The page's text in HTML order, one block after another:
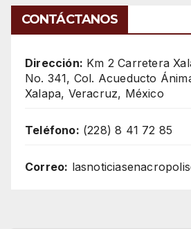
CONTÁCTANOS
Dirección: Km 2 Carretera
No. 341, Col. Acueducto
Xalapa, Veracruz, México
Teléfono: (228) 8 41 72 85
Correo: